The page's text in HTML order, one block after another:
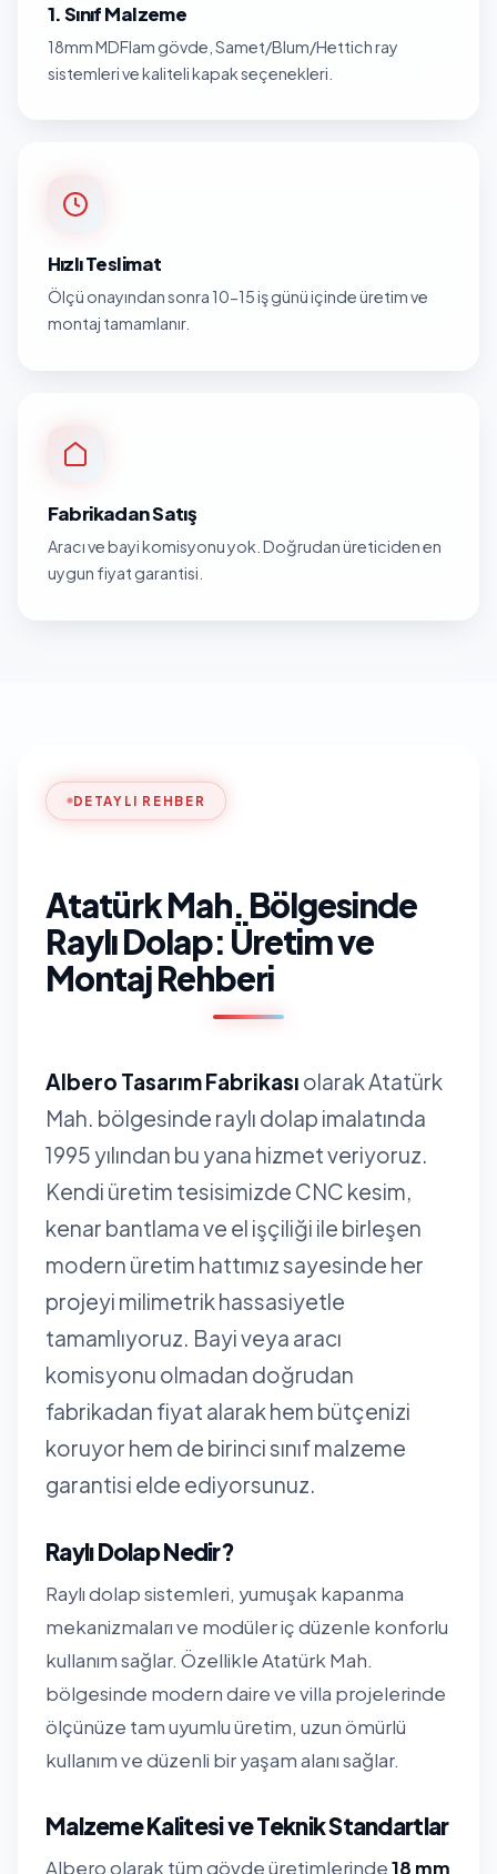
1. Sınıf Malzeme
18mm MDFlam gövde, Samet/Blum/Hettich ray
sistemleri ve kaliteli kapak seçenekleri.
Hızlı Teslimat
Ölçü onayından sonra 10-15 iş günü içinde üretim ve
montaj tamamlanır.
Fabrikadan Satış
Aracı ve bayi komisyonu yok. Doğrudan üreticiden en
uygun fiyat garantisi.
DETAYLI REHBER
Atatürk Mah. Bölgesinde
Raylı Dolap: Üretim ve
Montaj Rehberi
Albero Tasarım Fabrikası olarak Atatürk
Mah. bölgesinde raylı dolap imalatında
1995 yılından bu yana hizmet veriyoruz.
Kendi üretim tesisimizde CNC kesim,
kenar bantlama ve el işçiliği ile birleşen
modern üretim hattımız sayesinde her
projeyi milimetrik hassasiyetle
tamamlıyoruz. Bayi veya aracı
komisyonu olmadan doğrudan
fabrikadan fiyat alarak hem bütçenizi
koruyor hem de birinci sınıf malzeme
garantisi elde ediyorsunuz.
Raylı Dolap Nedir?
Raylı dolap sistemleri, yumuşak kapanma
mekanizmaları ve modüler iç düzenle konforlu
kullanım sağlar. Özellikle Atatürk Mah.
bölgesinde modern daire ve villa projelerinde
ölçünüze tam uyumlu üretim, uzun ömürlü
kullanım ve düzenli bir yaşam alanı sağlar.
Malzeme Kalitesi ve Teknik Standartlar
Albero olarak tüm gövde üretimlerinde18 mm